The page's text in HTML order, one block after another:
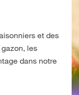
et des
les
dans notre